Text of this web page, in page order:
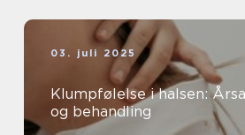
03. juli 2025
Klumpfølelse i halsen:
og behandling